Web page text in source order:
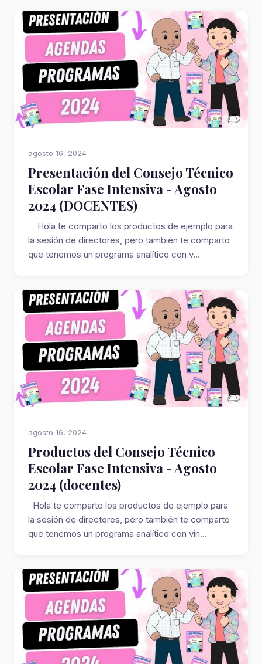
agosto 16, 2024
Presentación del Consejo Técnico
Escolar Fase Intensiva - Agosto
2024 (DOCENTES)
Hola te comparto los productos de ejemplo para
la sesión de directores, pero también te comparto
que tenemos un programa analítico con v...
agosto 16, 2024
Productos del Consejo Técnico
Escolar Fase Intensiva - Agosto
2024 (docentes)
Hola te comparto los productos de ejemplo para
la sesión de directores, pero también te comparto
que tenemos un programa analítico con vin...